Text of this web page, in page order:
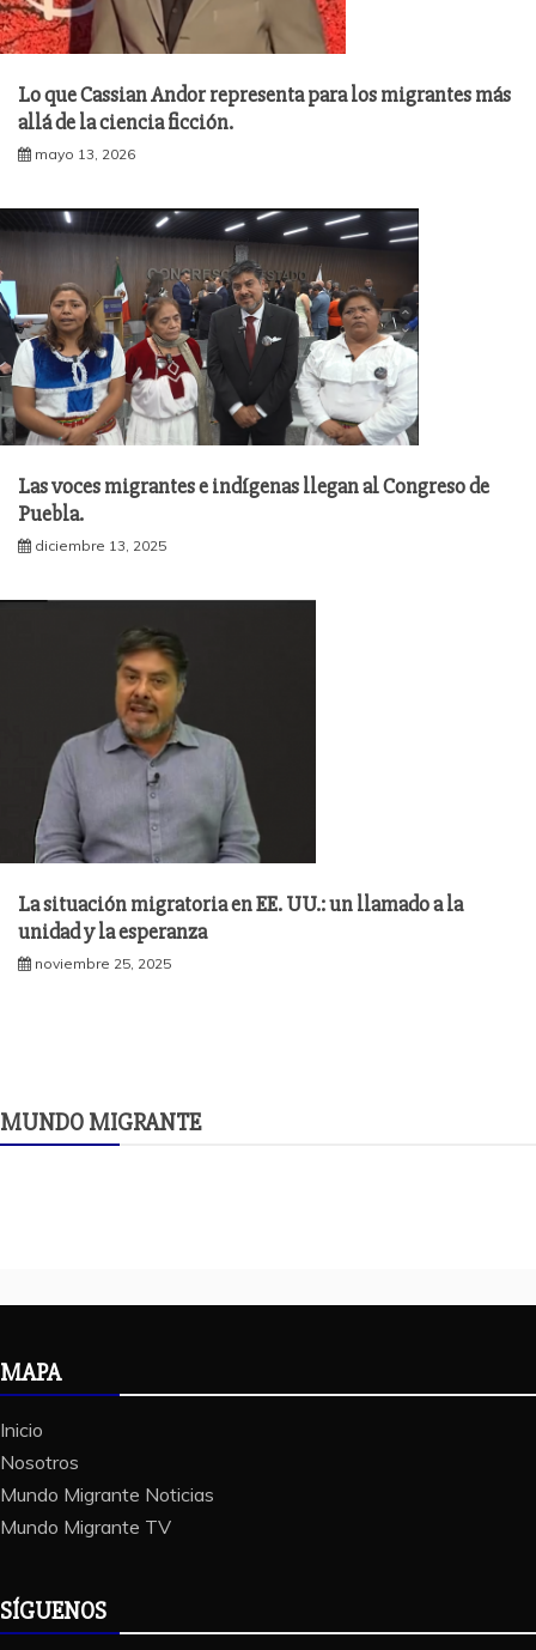
Lo que Cassian Andor representa para los migrantes más
allá de la ciencia ficción.
mayo 13, 2026
Las voces migrantes e indígenas llegan al Congreso de
Puebla.
diciembre 13, 2025
La situación migratoria en EE. UU.: un llamado a la
unidad y la esperanza
noviembre 25, 2025
MUNDO MIGRANTE
MAPA
Inicio
Nosotros
Mundo Migrante Noticias
Mundo Migrante TV
SÍGUENOS